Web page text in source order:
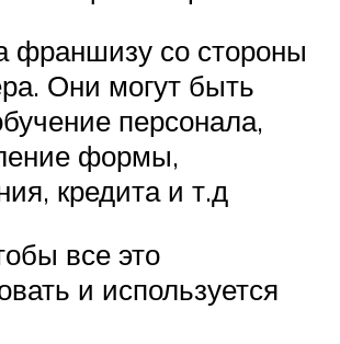
франшизу со стороны
Они могут быть
персонала,
формы,
кредита и т.д
все это
и используется